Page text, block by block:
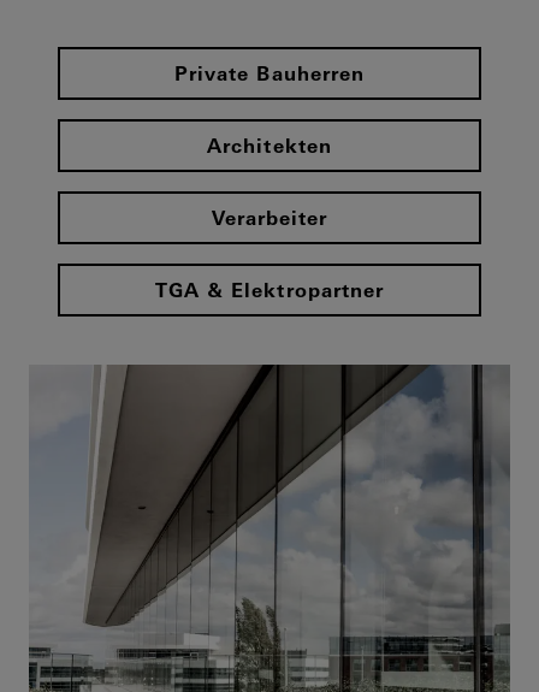
Private Bauherren
Architekten
Verarbeiter
TGA & Elektropartner